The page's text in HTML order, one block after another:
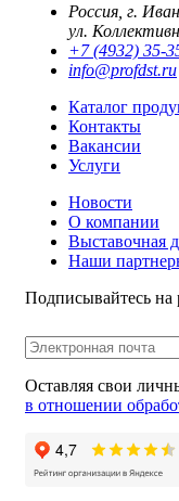
Россия, г.
ул.
+7 (4932) 35-
info@profdst.ru
Каталог
Контакты
Вакансии
Услуги
Новости
О компании
Выставочная
Наши
Подписывайтесь на
Оставляя свои
в отношении